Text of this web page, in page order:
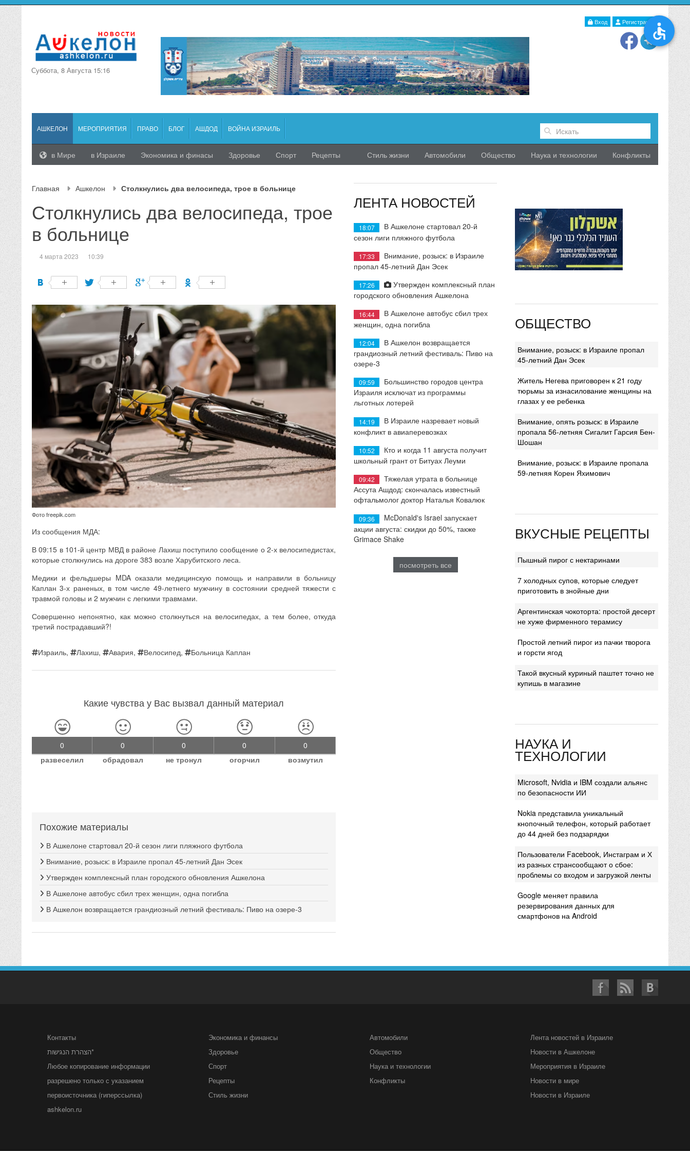
Вход Регистрация
Суббота, 8 Августа 15:16
АШКЕЛОН МЕРОПРИЯТИЯ ПРАВО БЛОГ АШДОД ВОЙНА ИЗРАИЛЬ
в Мире в Израиле Экономика и финасы Здоровье Спорт Рецепты Стиль жизни Автомобили Общество Наука и технологии Конфликты
Главная Ашкелон Столкнулись два велосипеда, трое в больнице
Столкнулись два велосипеда, трое
в больнице
4 мартa 2023 10:39
Фото freepik.com
Из сообщения МДА:
В 09:15 в 101-й центр МВД в районе Лахиш поступило сообщение о 2-х велосипедистах,
которые столкнулись на дороге 383 возле Харубитского леса.
Медики и фельдшеры MDA оказали медицинскую помощь и направили в больницу
Каплан 3-х раненых, в том числе 49-летнего мужчину в состоянии средней тяжести с
травмой головы и 2 мужчин с легкими травмами.
Совершенно непонятно, как можно столкнуться на велосипедах, а тем более, откуда
третий пострадавший?!
Израиль, Лахиш, Авария, Велосипед, Больница Каплан
Какие чувства у Вас вызвал данный материал
0
развеселил
0
обрадовал
0
не тронул
0
огорчил
0
возмутил
Похожие материалы
В Ашкелоне стартовал 20-й сезон лиги пляжного футбола
Внимание, розыск: в Израиле пропал 45-летний Дан Эсек
Утвержден комплексный план городского обновления Ашкелона
В Ашкелоне автобус сбил трех женщин, одна погибла
В Ашкелон возвращается грандиозный летний фестиваль: Пиво на озере-3
ЛЕНТА НОВОСТЕЙ
18:07
В Ашкелоне стартовал 20-й
сезон лиги пляжного футбола
17:33
Внимание, розыск: в Израиле
пропал 45-летний Дан Эсек
17:26
Утвержден комплексный план
городского обновления Ашкелона
16:44
В Ашкелоне автобус сбил трех
женщин, одна погибла
12:04
В Ашкелон возвращается
грандиозный летний фестиваль: Пиво на
озере-3
09:59
Большинство городов центра
Израиля исключат из программы
льготных лотерей
14:19
В Израиле назревает новый
конфликт в авиаперевозках
10:52
Кто и когда 11 августа получит
школьный грант от Битуах Леуми
09:42
Тяжелая утрата в больнице
Ассута Ашдод: скончалась известный
офтальмолог доктор Наталья Ковалюк
09:36
McDonald's Israel запускает
акции августа: скидки до 50%, также
Grimace Shake
посмотреть все
ОБЩЕСТВО
Внимание, розыск: в Израиле пропал
45-летний Дан Эсек
Житель Негева приговорен к 21 году
тюрьмы за изнасилование женщины на
глазах у ее ребенка
Внимание, опять розыск: в Израиле
пропала 56-летняя Сигалит Гарсия Бен-
Шошан
Внимание, розыск: в Израиле пропала
59-летняя Корен Яхимович
ВКУСНЫЕ РЕЦЕПТЫ
Пышный пирог с нектаринами
7 холодных супов, которые следует
приготовить в знойные дни
Аргентинская чокоторта: простой десерт
не хуже фирменного терамису
Простой летний пирог из пачки творога
и горсти ягод
Такой вкусный куриный паштет точно не
купишь в магазине
НАУКА И
ТЕХНОЛОГИИ
Microsoft, Nvidia и IBM создали альянс
по безопасности ИИ
Nokia представила уникальный
кнопочный телефон, который работает
до 44 дней без подзарядки
Пользователи Facebook, Инстаграм и Х
из разных странсообщают о сбое:
проблемы со входом и загрузкой ленты
Google меняет правила
резервирования данных для
смартфонов на Android
Контакты
הצהרת הנגישות*
Любое копирование информации
разрешено только с указанием
первоисточника (гиперссылка)
ashkelon.ru
Экономика и финансы
Здоровье
Спорт
Рецепты
Стиль жизни
Автомобили
Общество
Наука и технологии
Конфликты
Лента новостей в Израиле
Новости в Ашкелоне
Мероприятия в Израиле
Новости в мире
Новости в Израиле